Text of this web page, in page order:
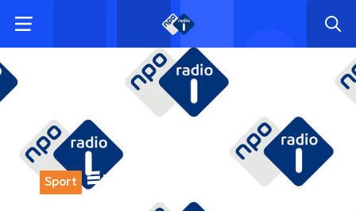
Sport